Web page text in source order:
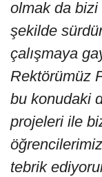
olmak da bizi
şekilde
çalışmaya
Rektörümüz
bu konudaki
projeleri ile
tebrik